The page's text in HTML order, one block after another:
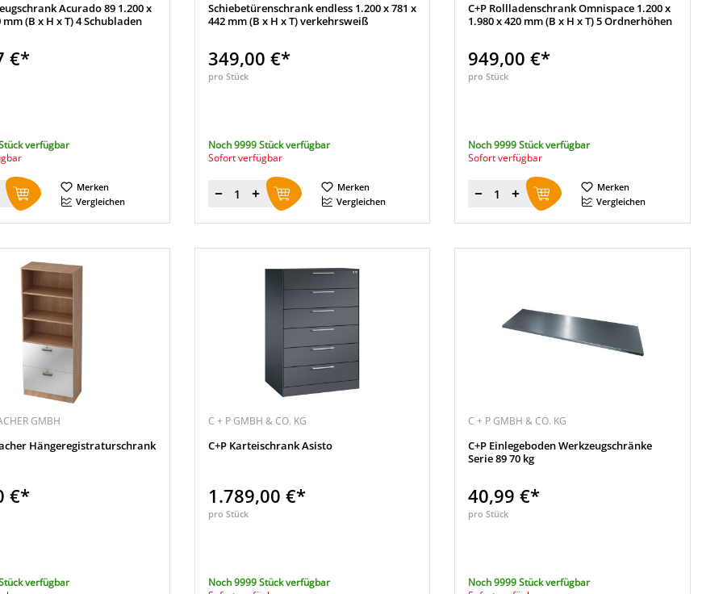
Acurado 89 1.200 x
mm (B x H x T) 4 Schubladen
€*
verfügbar
Merken
Vergleichen
Schiebetürenschrank endless 1.200 x 781 x
442 mm (B x H x T) verkehrsweiß
349,00 €*
pro Stück
Noch 9999 Stück verfügbar
Sofort verfügbar
Menge
Merken
Vergleichen
C+P Rollladenschrank Omnispace 1.200 x
1.980 x 420 mm (B x H x T) 5 Ordnerhöhen
949,00 €*
pro Stück
Noch 9999 Stück verfügbar
Sofort verfügbar
Menge
Merken
Vergleichen
GMBH
Hängeregistraturschrank
€*
verfügbar
C + P GMBH & CO. KG
C+P Karteischrank Asisto
1.789,00 €*
pro Stück
Noch 9999 Stück verfügbar
C + P GMBH & CO. KG
C+P Einlegeboden Werkzeugschränke
Serie 89 70 kg
40,99 €*
pro Stück
Noch 9999 Stück verfügbar